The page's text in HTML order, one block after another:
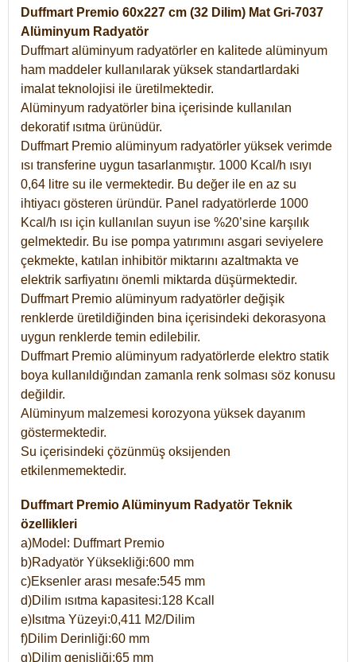
Duffmart Premio 60x227 cm (32 Dilim) Mat Gri-7037
Alüminyum Radyatör
Duffmart alüminyum radyatörler en kalitede alüminyum
ham maddeler kullanılarak yüksek standartlardaki
imalat teknolojisi ile üretilmektedir.
Alüminyum radyatörler bina içerisinde kullanılan
dekoratif ısıtma ürünüdür.
Duffmart Premio alüminyum radyatörler yüksek verimde
ısı transferine uygun tasarlanmıştır. 1000 Kcal/h ısıyı
0,64 litre su ile vermektedir. Bu değer ile en az su
ihtiyacı gösteren üründür. Panel radyatörlerde 1000
Kcal/h ısı için kullanılan suyun ise %20’sine karşılık
gelmektedir. Bu ise pompa yatırımını asgari seviyelere
çekmekte, katılan inhibitör miktarını azaltmakta ve
elektrik sarfiyatını önemli miktarda düşürmektedir.
Duffmart Premio alüminyum radyatörler değişik
renklerde üretildiğinden bina içerisindeki dekorasyona
uygun renklerde temin edilebilir.
Duffmart Premio alüminyum radyatörlerde elektro statik
boya kullanıldığından zamanla renk solması söz konusu
değildir.
Alüminyum malzemesi korozyona yüksek dayanım
göstermektedir.
Su içerisindeki çözünmüş oksijenden
etkilenmemektedir.
Duffmart Premio Alüminyum Radyatör Teknik
özellikleri
a)Model: Duffmart Premio
b)Radyatör Yüksekliği:600 mm
c)Eksenler arası mesafe:545 mm
d)Dilim ısıtma kapasitesi:128 Kcall
e)Isıtma Yüzeyi:0,411 M2/Dilim
f)Dilim Derinliği:60 mm
g)Dilim genişliği:65 mm